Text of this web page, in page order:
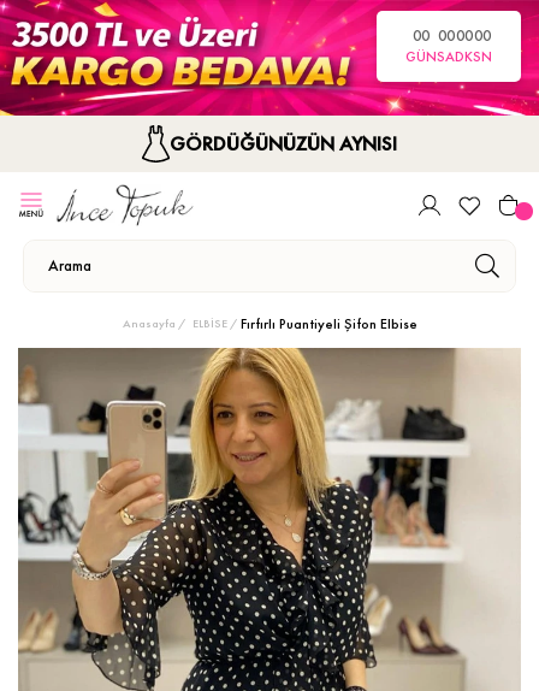
00
GÜN
00
SA
00
DK
00
SN
GÖRDÜĞÜNÜZÜN AYNISI
Anasayfa ELBİSE Fırfırlı Puantiyeli Şifon Elbise